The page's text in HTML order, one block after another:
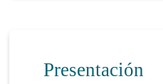
Presentación